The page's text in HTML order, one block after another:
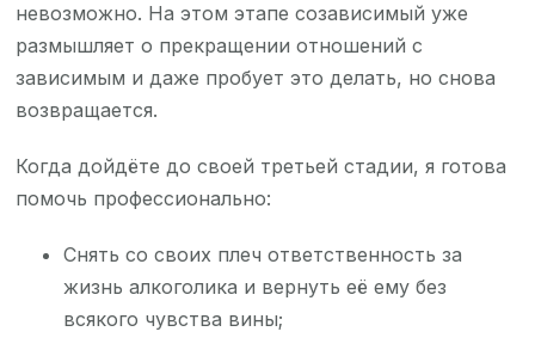
невозможно. На этом этапе созависимый уже
размышляет о прекращении отношений с
зависимым и даже пробует это делать, но снова
возвращается.
Когда дойдёте до своей третьей стадии, я готова
помочь профессионально:
Снять со своих плеч ответственность за
жизнь алкоголика и вернуть её ему без
всякого чувства вины;